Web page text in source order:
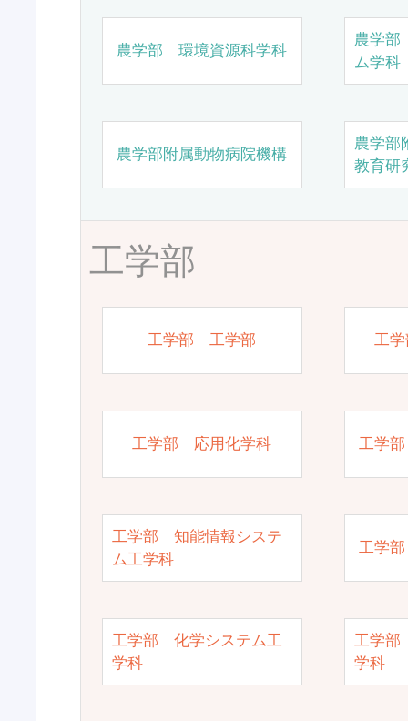
農学部 環境資源科学科
農学
ム学科
農学部附属動物病院機構
農学部
教育研
工学部
工学部 工学部 工
工学部 応用化学科 工学
工学部 知能情報システ
ム工学科
工学
工学部 化学システム工
学科
工学部
学科